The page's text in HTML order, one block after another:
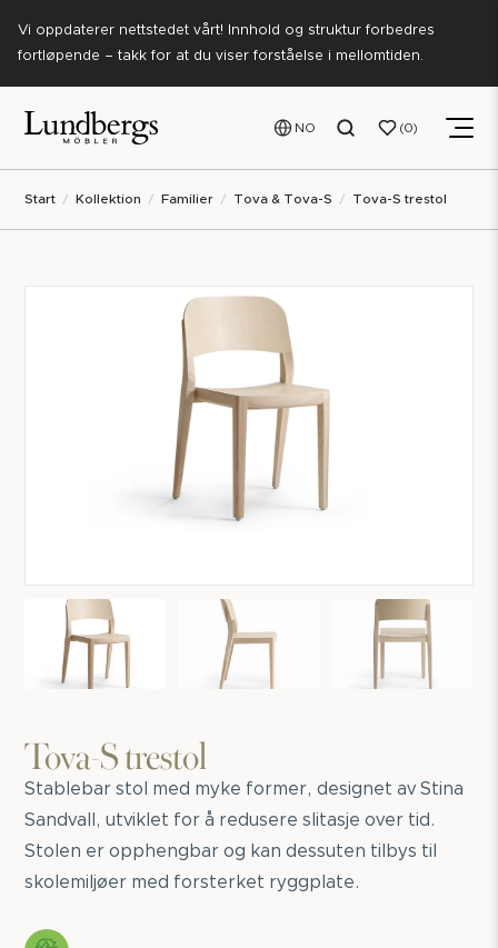
Vi oppdaterer nettstedet vårt! Innhold og struktur forbedres
fortløpende – takk for at du viser forståelse i mellomtiden.
NO 0
Start Kollektion Familier Tova & Tova-S Tova-S trestol
Tova-S trestol
Stablebar stol med myke former, designet av Stina
Sandvall, utviklet for å redusere slitasje over tid.
Stolen er opphengbar og kan dessuten tilbys til
skolemiljøer med forsterket ryggplate.